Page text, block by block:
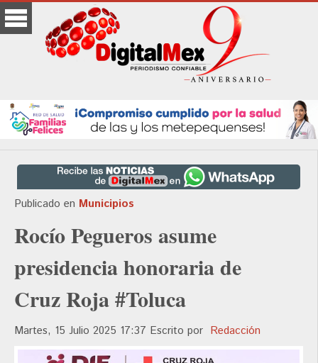
Publicado en Municipios
Rocío Pegueros asume
presidencia honoraria de
Cruz Roja #Toluca
Martes, 15 Julio 2025 17:37 Escrito por Redacción